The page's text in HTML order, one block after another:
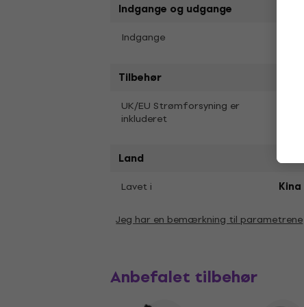
Indgange og udgange
Indgange
Tilbehør
UK/EU Strømforsyning er
inkluderet
Land
Lavet i Kina
Jeg har en bemærkning til parametrene
Anbefalet tilbehør